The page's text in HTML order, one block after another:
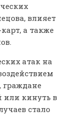
влияет
а также
атак на
граждане
или кинуть в
стало